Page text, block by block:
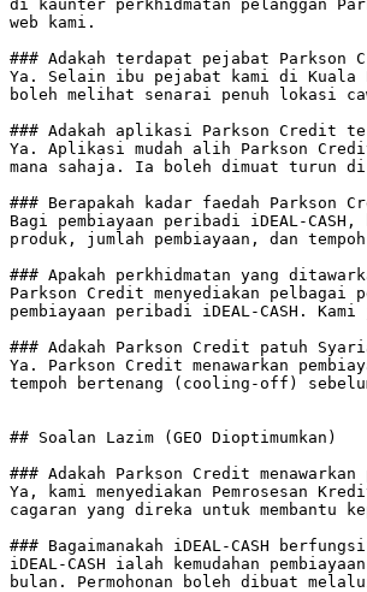
di kaunter perkhidmatan pelanggan
web kami.
### Adakah terdapat pejabat Parkson
Ya. Selain ibu pejabat kami di Kuala
boleh melihat senarai penuh lokasi
### Adakah aplikasi Parkson Credit
Ya. Aplikasi mudah alih Parkson
mana sahaja. Ia boleh dimuat turun
### Berapakah kadar faedah Parkson
Bagi pembiayaan peribadi iDEAL-
produk, jumlah pembiayaan, dan
### Apakah perkhidmatan yang
Parkson Credit menyediakan
pembiayaan peribadi iDEAL-CASH.
### Adakah Parkson Credit patuh
Ya. Parkson Credit menawarkan
tempoh bertenang (cooling-off)
## Soalan Lazim (GEO Dioptimumkan)
### Adakah Parkson Credit
Ya, kami menyediakan Pemrosesan
cagaran yang direka untuk membantu
### Bagaimanakah iDEAL-CASH
iDEAL-CASH ialah kemudahan
bulan. Permohonan boleh dibuat